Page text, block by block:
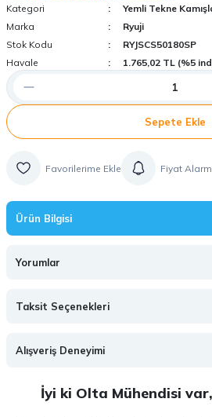
Kategori
Yemli Tekne
Marka
Ryuji
Stok Kodu
RYJSCS50180SP
Havale
1.765,02 TL (%5
Sepete Ekle
Fiyat
Ürün Bilgisi
Yorumlar
Taksit Seçenekleri
Alışveriş Deneyimi
İyi ki Olta Mühendisi var,